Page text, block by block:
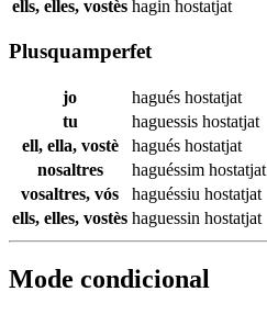
ells, elles, vostès hagin hostatjat
Plusquamperfet
jo hagués hostatjat
tu
haguessis hostatjat
ell, ella, vostè
hagués hostatjat
nosaltres
haguéssim hostatjat
vosaltres, vós
haguéssiu hostatjat
ells, elles, vostès haguessin hostatjat
Mode condicional